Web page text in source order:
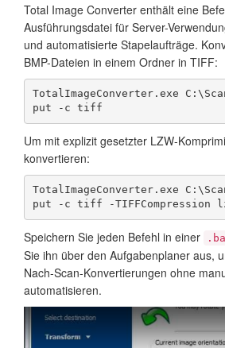
Total Image Converter enthält eine
Ausführungsdatei für Server-
und automatisierte Stapelaufträge.
BMP-Dateien in einem Ordner in TIFF:
TotalImageConverter.exe
put -c tiff
Um mit explizit gesetzter LZW-
konvertieren:
TotalImageConverter.exe
put -c tiff -TIFFCompression
Speichern Sie jeden Befehl in einer
Sie ihn über den Aufgabenplaner aus,
Nach-Scan-Konvertierungen ohne
automatisieren.